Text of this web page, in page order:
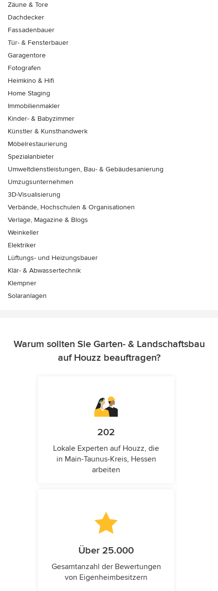
Zäune & Tore
Dachdecker
Fassadenbauer
Tür- & Fensterbauer
Garagentore
Fotografen
Heimkino & Hifi
Home Staging
Immobilienmakler
Kinder- & Babyzimmer
Künstler & Kunsthandwerk
Möbelrestaurierung
Spezialanbieter
Umweltdienstleistungen, Bau- & Gebäudesanierung
Umzugsunternehmen
3D-Visualisierung
Verbände, Hochschulen & Organisationen
Verlage, Magazine & Blogs
Weinkeller
Elektriker
Lüftungs- und Heizungsbauer
Klär- & Abwassertechnik
Klempner
Solaranlagen
Warum sollten Sie Garten- & Landschaftsbau
auf Houzz beauftragen?
202
Lokale Experten auf Houzz, die
in Main-Taunus-Kreis, Hessen
arbeiten
Über 25.000
Gesamtanzahl der Bewertungen
von Eigenheimbesitzern